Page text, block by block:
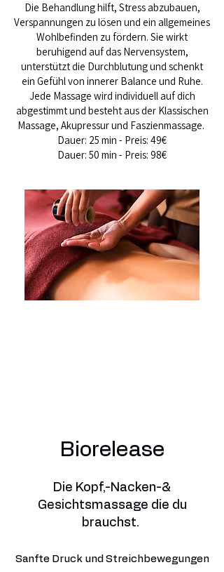
Die Behandlung hilft, Stress abzubauen,
Verspannungen zu lösen und ein allgemeines
Wohlbefinden zu fördern. Sie wirkt
beruhigend auf das Nervensystem,
unterstützt die Durchblutung und schenkt
ein Gefühl von innerer Balance und Ruhe.
Jede Massage wird individuell auf dich
abgestimmt und besteht aus der Klassischen
Massage, Akupressur und Faszienmassage.
Dauer: 25 min - Preis: 49€
Dauer: 50 min - Preis: 98€
Biorelease
Die Kopf,-Nacken-&
Gesichtsmassage die du
brauchst.
Sanfte Druck und Streichbewegungen